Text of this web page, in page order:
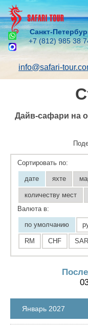
Санкт-
+7 (812) 985 38
info@safari-
Дайв-сафари на
Сортировать по:
дате яхте
количеству мест
Валюта в:
по умолчанию
RM CHF SAR
Январь 2027